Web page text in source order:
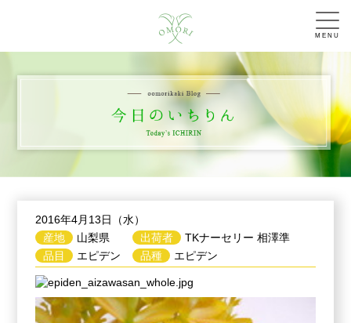
MENU
2016年4月13日（水）
産地
山梨県
品目
エピデン
出荷者
TKナーセリー 相澤準
品種
エピデン